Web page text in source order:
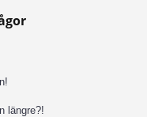
längre?!